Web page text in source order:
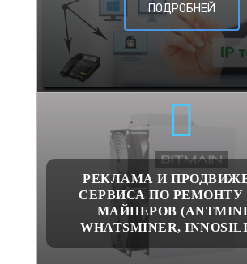
ПОДРОБНЕЙ
РЕКЛАМА И
СЕРВИСА ПО РЕМОНТУ
МАЙНЕРОВ
WHATSMINER,